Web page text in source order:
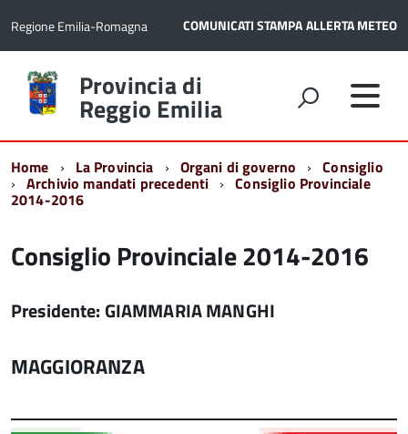
Regione Emilia-Romagna COMUNICATI STAMPAALLERTA METEO
Torna
alla
home
Provincia di
Reggio Emilia
Home La Provincia Organi di governo Consiglio
Archivio mandati precedenti Consiglio Provinciale
2014-2016
Consiglio Provinciale 2014-2016
Presidente: GIAMMARIA MANGHI
MAGGIORANZA